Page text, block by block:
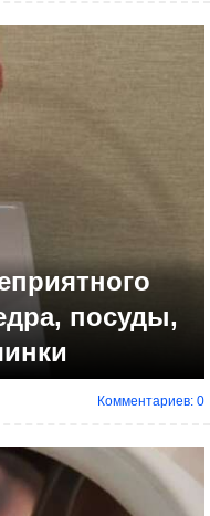
посуды,
Комментариев: 0